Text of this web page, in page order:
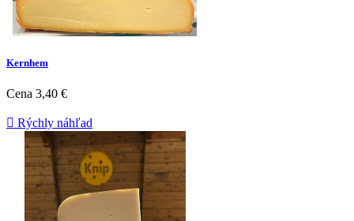
Kernhem
Cena 3,40 €
 Rýchly náhľad